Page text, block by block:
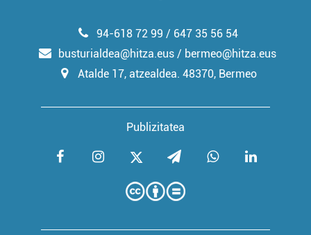
Publizitatea
94-618 72 99 / 647 35 56 54
busturialdea@hitza.eus / bermeo@hitza.eus
Atalde 17, atzealdea. 48370, Bermeo